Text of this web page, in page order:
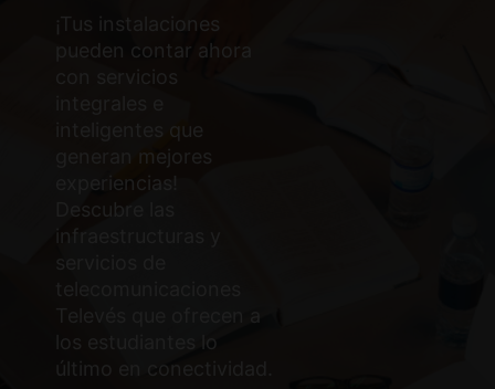
¡Tus instalaciones
pueden contar ahora
con servicios
inteligentes que
generan mejores
experiencias!
Descubre las
infraestructuras y
Televés que ofrecen a
los estudiantes lo
último en conectividad.